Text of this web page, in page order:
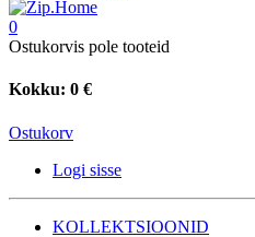
0
Ostukorvis pole tooteid
Kokku: 0 €
Ostukorv
Logi sisse
KOLLEKTSIOONID